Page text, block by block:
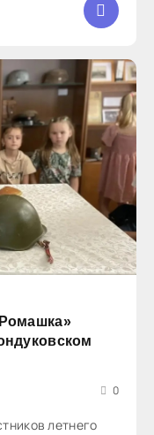
района и
В
0
летнего